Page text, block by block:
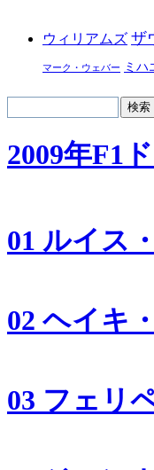
ウィリアムズ ザ
マーク・ウェバー ミハ
2009年F1
01 ルイス
02 ヘイキ
03 フェリ